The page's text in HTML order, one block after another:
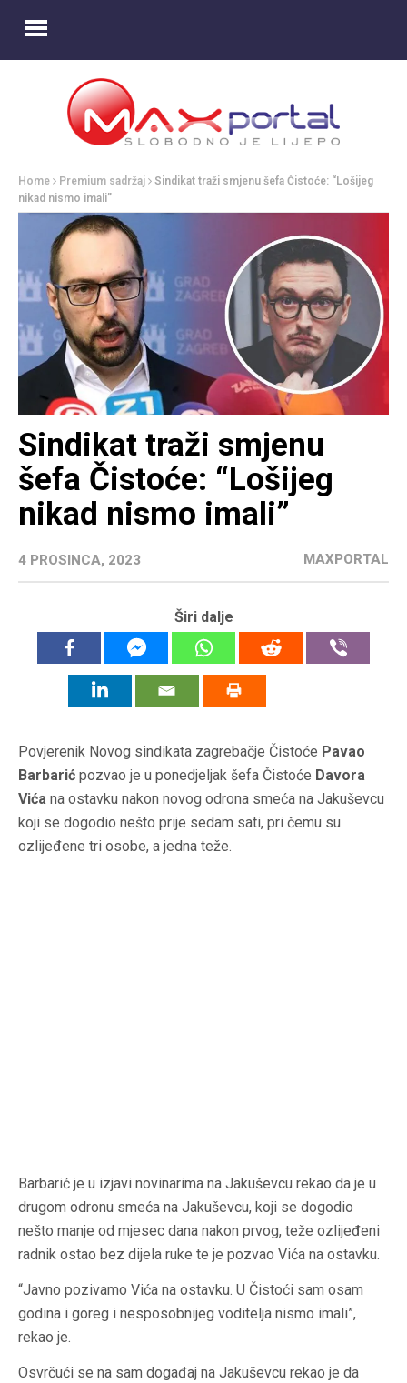
Home Premium sadržaj
Sindikat traži smjenu šefa Čistoće: “Lošijeg
nikad nismo imali”
Sindikat traži smjenu
šefa Čistoće: “Lošijeg
nikad nismo imali”
4 PROSINCA, 2023 MAXPORTAL
Širi dalje
Povjerenik Novog sindikata zagrebačje Čistoće Pavao
Barbarić pozvao je u ponedjeljak šefa Čistoće Davora
Vića na ostavku nakon novog odrona smeća na Jakuševcu
koji se dogodio nešto prije sedam sati, pri čemu su
ozlijeđene tri osobe, a jedna teže.
Barbarić je u izjavi novinarima na Jakuševcu rekao da je u
drugom odronu smeća na Jakuševcu, koji se dogodio
nešto manje od mjesec dana nakon prvog, teže ozlijeđeni
radnik ostao bez dijela ruke te je pozvao Vića na ostavku.
“Javno pozivamo Vića na ostavku. U Čistoći sam osam
godina i goreg i nesposobnijeg voditelja nismo imali”,
rekao je.
Osvrčući se na sam događaj na Jakuševcu rekao je da